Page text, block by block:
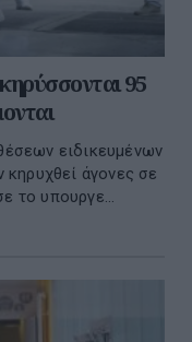
95
ειδικευμένων
κηρυχθεί άγονες σε
το υπουργε...